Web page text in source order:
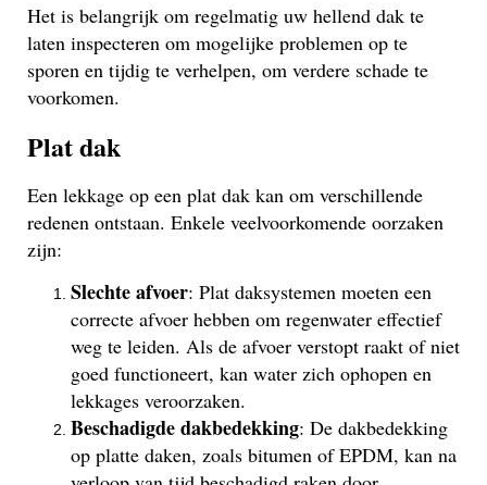
Het is belangrijk om regelmatig uw hellend dak te
laten inspecteren om mogelijke problemen op te
sporen en tijdig te verhelpen, om verdere schade te
voorkomen.
Plat dak
Een lekkage op een plat dak kan om verschillende
redenen ontstaan. Enkele veelvoorkomende oorzaken
zijn:
Slechte afvoer: Plat daksystemen moeten een
correcte afvoer hebben om regenwater effectief
weg te leiden. Als de afvoer verstopt raakt of niet
goed functioneert, kan water zich ophopen en
lekkages veroorzaken.
Beschadigde dakbedekking: De dakbedekking
op platte daken, zoals bitumen of EPDM, kan na